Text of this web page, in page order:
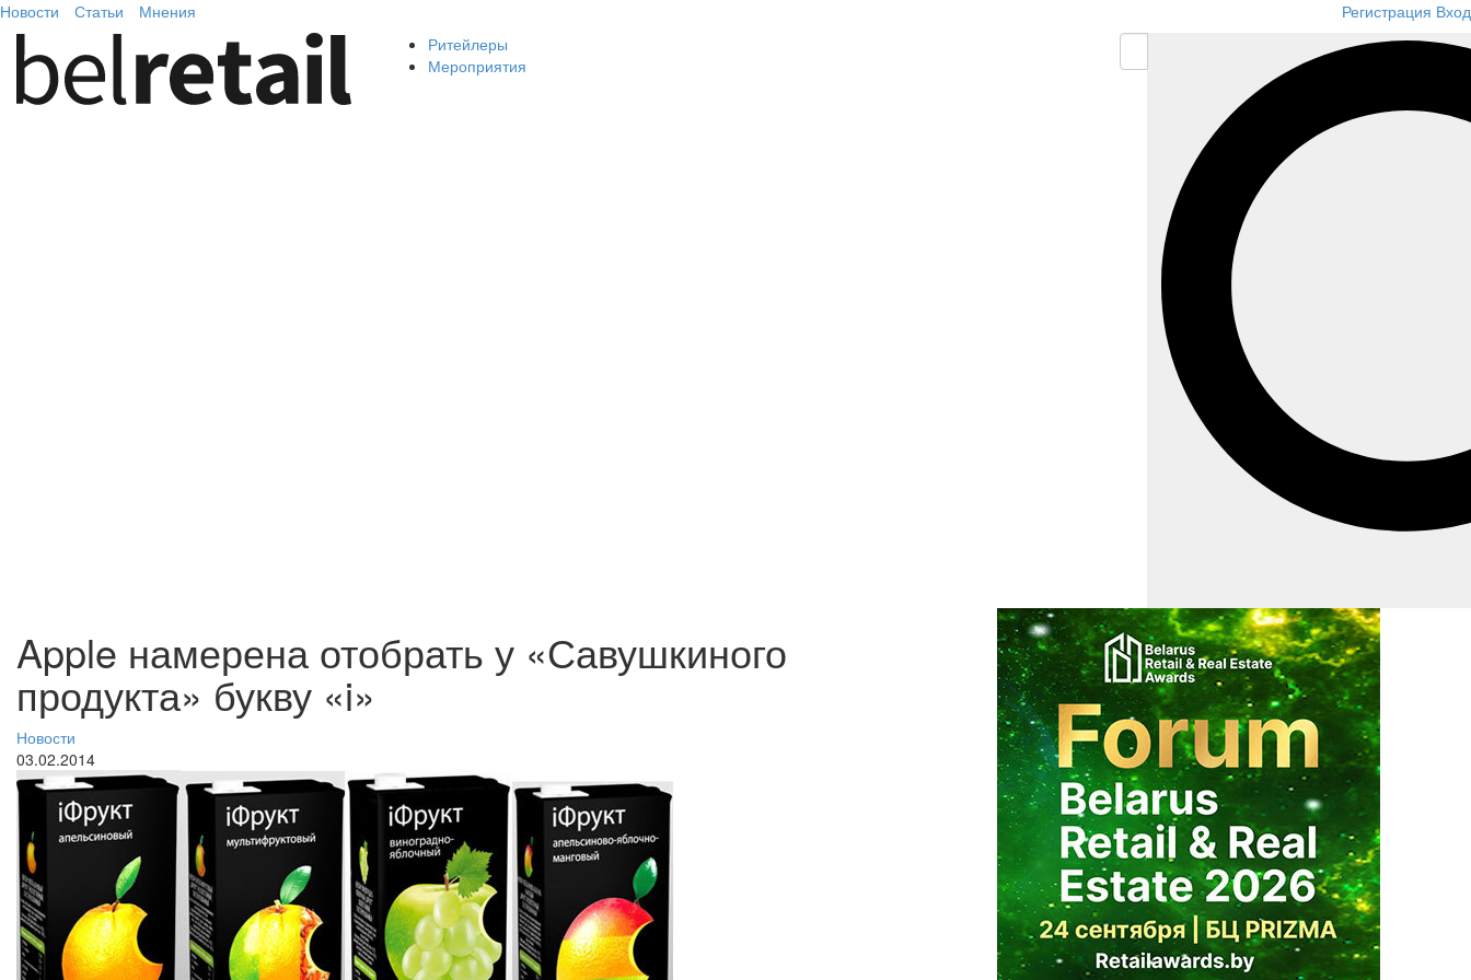
Новости Статьи Мнения Регистрация Вход
Ритейлеры
Мероприятия
Apple намерена отобрать у «Савушкиного
продукта» букву «i»
Новости
03.02.2014